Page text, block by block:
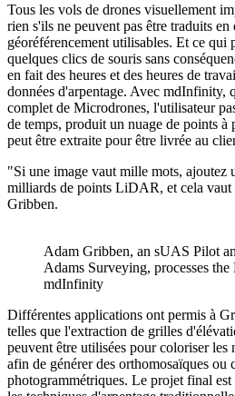
Tous les vols de drones visuellement
rien s'ils ne peuvent pas être traduits en
géoréférencement utilisables. Et ce qui
quelques clics de souris sans
en fait des heures et des heures de
données d'arpentage. Avec mdInfinity,
complet de Microdrones, l'utilisateur
de temps, produit un nuage de points à
peut être extraite pour être livrée au
"Si une image vaut mille mots, ajoutez
milliards de points LiDAR, et cela vaut
Gribben.
Adam Gribben, an sUAS Pilot
Adams Surveying, processes
mdInfinity
Différentes applications ont permis à
telles que l'extraction de grilles
peuvent être utilisées pour coloriser
afin de générer des orthomosaïques ou
photogrammétriques. Le projet final